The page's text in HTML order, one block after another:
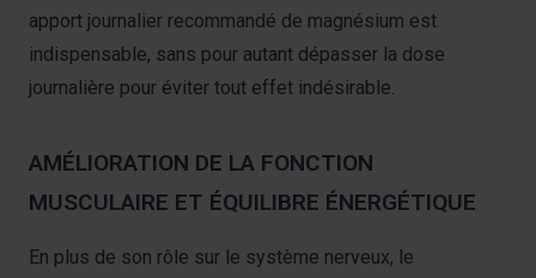
apport journalier recommandé de magnésium est
indispensable, sans pour autant dépasser la dose
journalière pour éviter tout effet indésirable.
AMÉLIORATION DE LA FONCTION
MUSCULAIRE ET ÉQUILIBRE ÉNERGÉTIQUE
En plus de son rôle sur le système nerveux, le